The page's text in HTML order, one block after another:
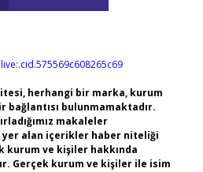
live:.cid.575569c608265c69
herhangi bir marka, kurum
bağlantısı bulunmamaktadır.
makaleler
yer alan içerikler haber niteliği
kurum ve kişiler hakkında
Gerçek kurum ve kişiler ile isim